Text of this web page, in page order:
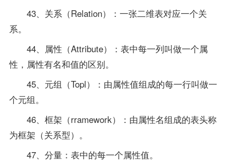
43、关系（Relation）：一张二维表对应一个关
系。
44、属性（Attribute）：表中每一列叫做一个属
性，属性有名和值的区别。
45、元组（Topl）：由属性值组成的每一行叫做一
个元组。
46、框架（rramework）：由属性名组成的表头称
为框架（关系型）。
47、分量：表中的每一个属性值。